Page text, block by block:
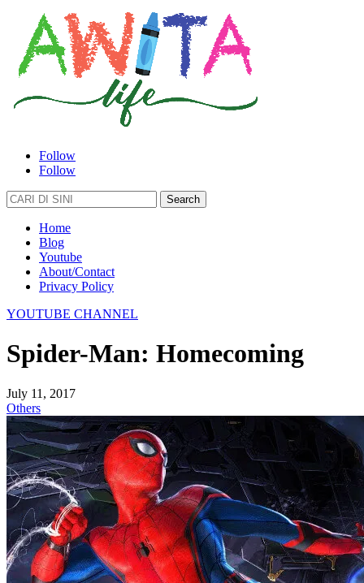
Follow
Follow
Search
for:
Home
Blog
Youtube
About/Contact
Privacy Policy
YOUTUBE CHANNEL
Spider-Man: Homecoming
July 11, 2017
Others